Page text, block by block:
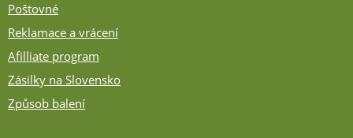
Poštovné
Reklamace a vrácení
Afilliate program
Zásilky na Slovensko
Způsob balení